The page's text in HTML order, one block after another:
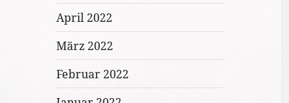
April 2022
März 2022
Februar 2022